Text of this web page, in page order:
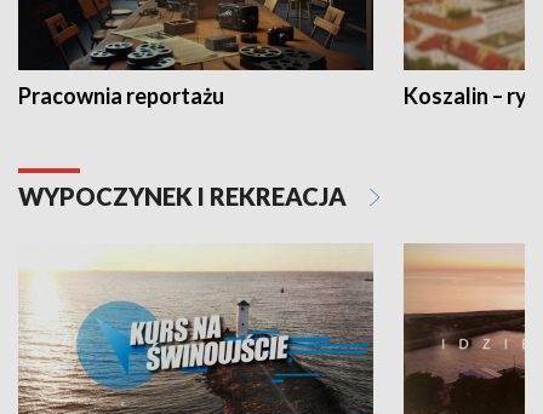
Pracownia reportażu Koszalin –
WYPOCZYNEK I REKREACJA